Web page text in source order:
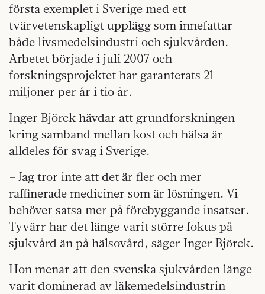
första exemplet i Sverige med ett
tvärvetenskapligt upplägg som innefattar
både livsmedelsindustri och sjukvården.
Arbetet började i juli 2007 och
forskningsprojektet har garanterats 21
miljoner per år i tio år.
Inger Björck hävdar att grundforskningen
kring samband mellan kost och hälsa är
alldeles för svag i Sverige.
– Jag tror inte att det är fler och mer
raffinerade mediciner som är lösningen. Vi
behöver satsa mer på förebyggande insatser.
Tyvärr har det länge varit större fokus på
sjukvård än på hälsovård, säger Inger Björck.
Hon menar att den svenska sjukvården länge
varit dominerad av läkemedelsindustrin